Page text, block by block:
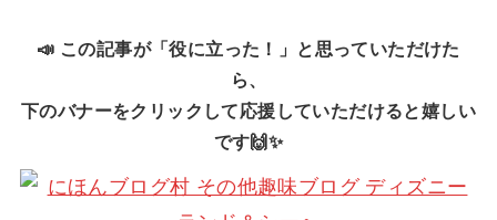
📣 この記事が「役に立った！」と思っていただけた
ら、
下のバナーをクリックして応援していただけると嬉しい
です🙌✨